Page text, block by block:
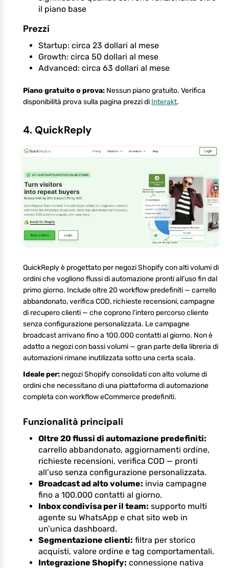
il piano base
Prezzi
Startup: circa 23 dollari al mese
Growth: circa 50 dollari al mese
Advanced: circa 63 dollari al mese
Piano gratuito o prova: Nessun piano gratuito. Verifica
disponibilità prova sulla pagina prezzi di Interakt.
4. QuickReply
QuickReply è progettato per negozi Shopify con alti volumi di
ordini che vogliono flussi di automazione pronti all’uso fin dal
primo giorno. Include oltre 20 workflow predefiniti — carrello
abbandonato, verifica COD, richieste recensioni, campagne
di recupero clienti — che coprono l’intero percorso cliente
senza configurazione personalizzata. Le campagne
broadcast arrivano fino a 100.000 contatti al giorno. Non è
adatto a negozi con bassi volumi — gran parte della libreria di
automazioni rimane inutilizzata sotto una certa scala.
Ideale per: negozi Shopify consolidati con alto volume di
ordini che necessitano di una piattaforma di automazione
completa con workflow eCommerce predefiniti.
Funzionalità principali
Oltre 20 flussi di automazione predefiniti:
carrello abbandonato, aggiornamenti ordine,
richieste recensioni, verifica COD — pronti
all’uso senza configurazione personalizzata.
Broadcast ad alto volume: invia campagne
fino a 100.000 contatti al giorno.
Inbox condivisa per il team: supporto multi
agente su WhatsApp e chat sito web in
un’unica dashboard.
Segmentazione clienti: filtra per storico
acquisti, valore ordine e tag comportamentali.
Integrazione Shopify: connessione nativa